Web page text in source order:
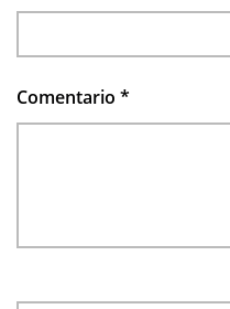
Comentario *